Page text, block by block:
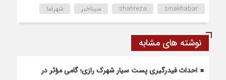
shahreza sinakhabar سیناخبر شهرضا
نوشته های مشابه
احداث فیدرگیری پست سیار شهرک رازی؛ گامی مؤثر در